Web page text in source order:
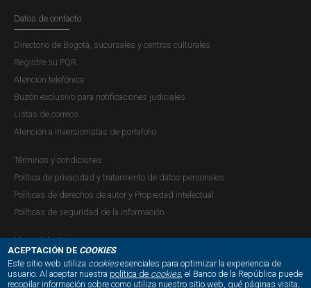
ACEPTACIÓN DE COOKIES
Este sitio web utiliza cookiesesenciales para optimizar la experiencia de
usuario. Al aceptar nuestra política de cookies, el Banco de la República puede
recopilar información sobre como utiliza nuestro sitio web, qué páginas visita,
Datos de contacto
Directorio de Bogotá, sucursales y centros culturales
Registre su PQR
Atención telefónica
Buzón exclusivo para notificaciones judiciales
Listas de correos
Atención a inversionistas de portafolio
Términos y condiciones
Política de privacidad y tratamiento de datos personales
Políticas de derechos de autor y Propiedad intelectual
Políticas de seguridad de la información
Mapa del sitio